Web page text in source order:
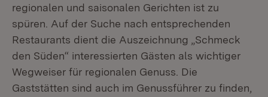
regionalen und saisonalen Gerichten ist zu
spüren. Auf der Suche nach entsprechenden
Restaurants dient die Auszeichnung „Schmeck
den Süden“ interessierten Gästen als wichtiger
Wegweiser für regionalen Genuss. Die
Gaststätten sind auch im Genussführer zu finden,